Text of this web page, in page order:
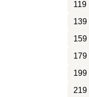
119
139
159
179
199
219